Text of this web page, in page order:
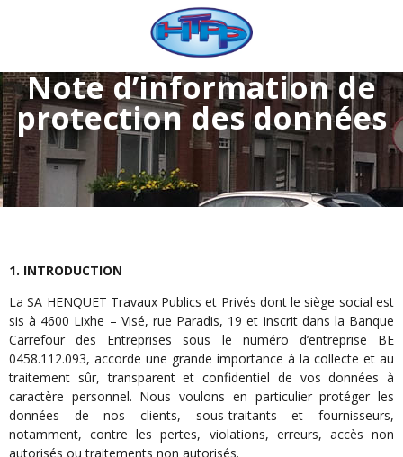
Note d’information de
protection des données
1. INTRODUCTION
La SA HENQUET Travaux Publics et Privés dont le siège social est
sis à 4600 Lixhe – Visé, rue Paradis, 19 et inscrit dans la Banque
Carrefour des Entreprises sous le numéro d’entreprise BE
0458.112.093, accorde une grande importance à la collecte et au
traitement sûr, transparent et confidentiel de vos données à
caractère personnel. Nous voulons en particulier protéger les
données de nos clients, sous-traitants et fournisseurs,
notamment, contre les pertes, violations, erreurs, accès non
autorisés ou traitements non autorisés.